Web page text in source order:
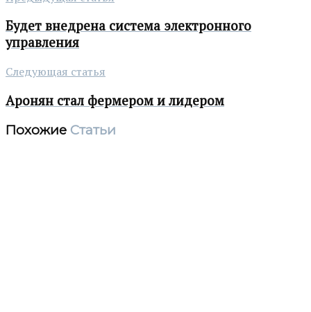
Будет внедрена система электронного
управления
Следующая статья
Аронян стал фермером и лидером
Похожие Статьи